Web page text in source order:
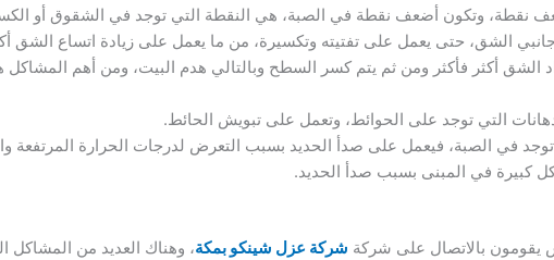
نقطة، وتكون أضعف نقطة في الصبة، هي النقطة التي توجد في الشقوق أو
الشق، حتى يعمل على تفتيته وتكسيرة، من ما يعمل على زيادة اتساع الشق
أكثر فأكثر ومن ثم يتم كسر السطح وبالتالي هدم البيت، ومن أهم المشاكل
التي توجد على الحوائط، وتعمل على تبويش الحائط.
في الصبة، فيعمل على صدأ الحديد بسبب التعرض لدرجات الحرارة المرتفعة
كبيرة في المبنى بسبب صدأ الحديد.
يقومون بالاتصال على شركة شركة عزل شينكو بمكة، وهناك العديد من المشاكل